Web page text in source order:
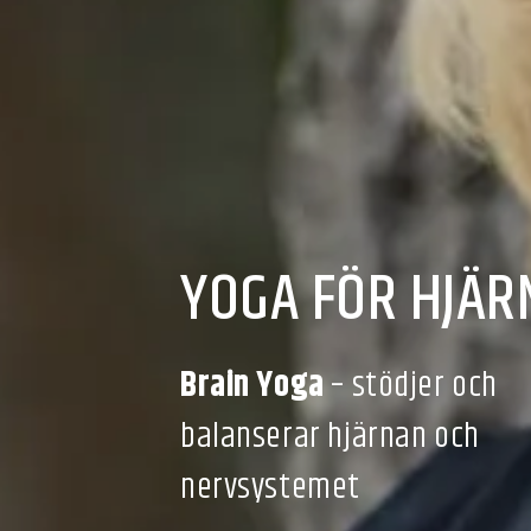
YOGA FÖR
Brain Yoga– stödjer och
balanserar hjärnan och
nervsystemet